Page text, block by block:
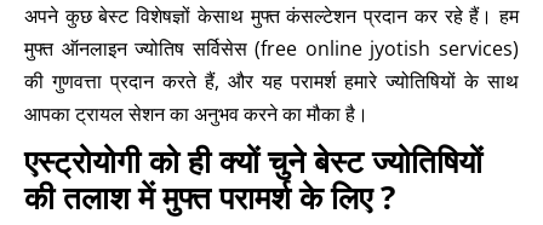
अपने कुछ बेस्ट विशेषज्ञों केसाथ मुफ्त कंसल्टेशन प्रदान कर रहे हैं। हम
मुफ्त ऑनलाइन ज्योतिष सर्विसेस (free online jyotish services)
की गुणवत्ता प्रदान करते हैं, और यह परामर्श हमारे ज्योतिषियों के साथ
आपका ट्रायल सेशन का अनुभव करने का मौका है।
एस्ट्रोयोगी को ही क्यों चुने बेस्ट ज्योतिषियों
की तलाश में मुफ्त परामर्श के लिए ?